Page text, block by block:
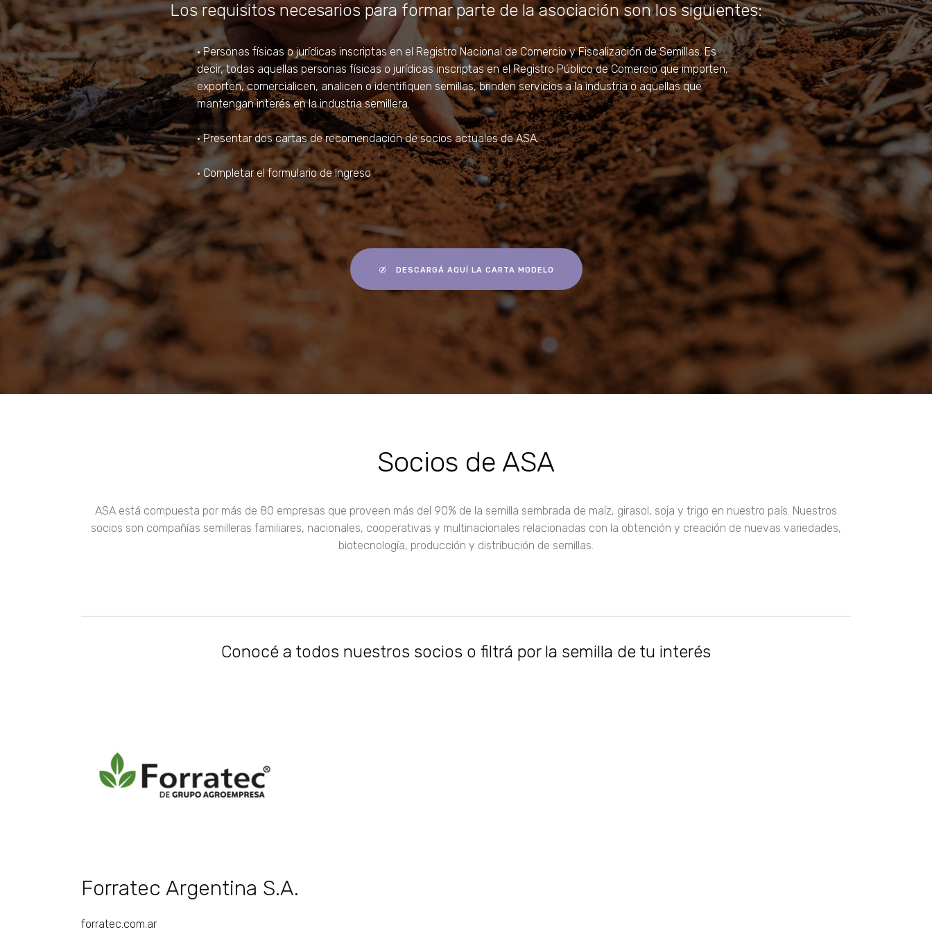
Los requisitos necesarios para formar parte de la asociación son los siguientes:
• Personas físicas o jurídicas inscriptas en el Registro Nacional de Comercio y Fiscalización de Semillas. Es
decir, todas aquellas personas físicas o jurídicas inscriptas en el Registro Público de Comercio que importen,
exporten, comercialicen, analicen o identifiquen semillas, brinden servicios a la industria o aquellas que
mantengan interés en la industria semillera.
• Presentar dos cartas de recomendación de socios actuales de ASA.
• Completar el formulario de Ingreso
DESCARGÁ AQUÍ LA CARTA MODELO
Socios de ASA
ASA está compuesta por más de 80 empresas que proveen más del 90% de la semilla sembrada de maíz, girasol, soja y trigo en nuestro país. Nuestros
socios son compañías semilleras familiares, nacionales, cooperativas y multinacionales relacionadas con la obtención y creación de nuevas variedades,
biotecnología, producción y distribución de semillas.
Conocé a todos nuestros socios o filtrá por la semilla de tu interés
Forratec Argentina S.A.
forratec.com.ar